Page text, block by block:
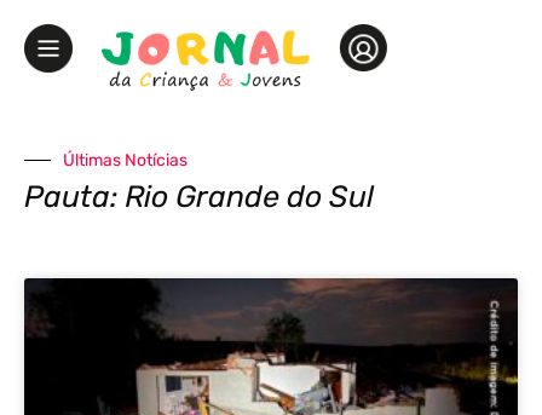
Últimas Notícias
Pauta: Rio Grande do Sul